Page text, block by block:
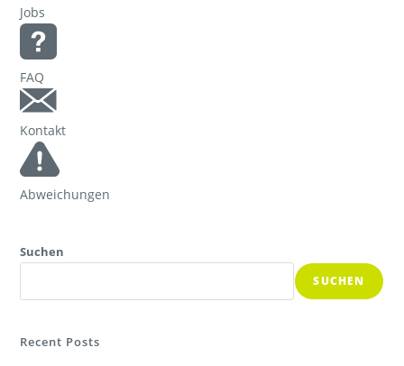
Jobs
FAQ
Kontakt
Abweichungen
Suchen
SUCHEN
Recent Posts